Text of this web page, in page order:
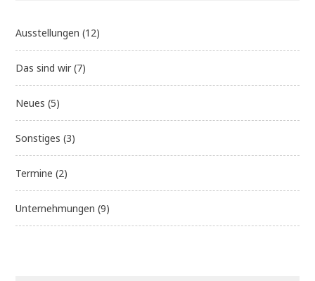
Ausstellungen (12)
Das sind wir(7)
Neues (5)
Sonstiges (3)
Termine (2)
Unternehmungen (9)